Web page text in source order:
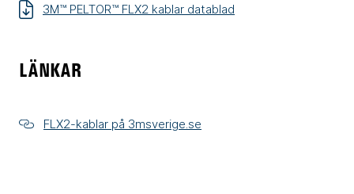
3M™ PELTOR™ FLX2 kablar datablad
LÄNKAR
FLX2-kablar på 3msverige.se